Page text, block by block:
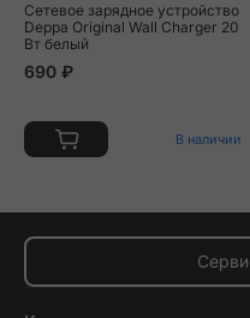
Сетевое зарядное устройство
Deppa Original Wall Charger 20
Вт белый
690 ₽
В наличии